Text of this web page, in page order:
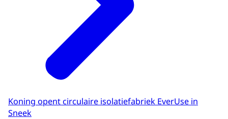
Koning opent circulaire isolatiefabriek EverUse in
Sneek